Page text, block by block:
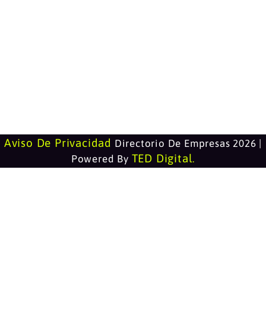
Aviso De Privacidad Directorio De Empresas 2026 |
Powered By TED Digital.